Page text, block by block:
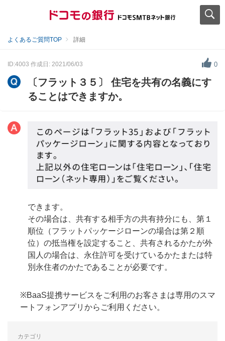
よくあるご質問TOP 詳細
ID:4003 作成日: 2021/06/03 0
〔フラット３５〕 住宅を共有の名義にす
ることはできますか。
できます。
その場合は、共有する相手方の共有持分にも、第１
順位（フラットパッケージローンの場合は第２順
位）の抵当権を設定すること、共有されるかたが外
国人の場合は、永住許可を受けているかたまたは特
別永住者のかたであることが必要です。
※BaaS提携サービスをご利用のお客さまは専用のスマ
ートフォンアプリからご利用ください。
カテゴリ